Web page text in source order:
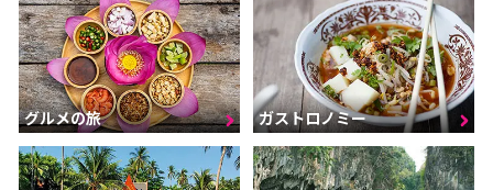
グルメの旅 ガストロノミー